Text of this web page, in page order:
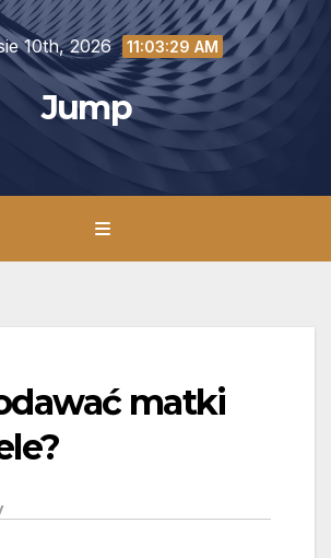
10th, 2026 11:03:30 AM
Jump
matki